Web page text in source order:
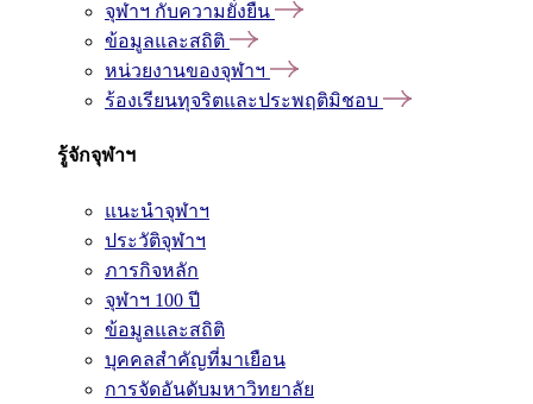
จุฬาฯ กับความยั่งยืน
ข้อมูลและสถิติ
หน่วยงานของจุฬาฯ
ร้องเรียนทุจริตและประพฤติมิชอบ
รู้จักจุฬาฯ
แนะนำจุฬาฯ
ประวัติจุฬาฯ
ภารกิจหลัก
จุฬาฯ 100 ปี
ข้อมูลและสถิติ
บุคคลสำคัญที่มาเยือน
การจัดอันดับมหาวิทยาลัย